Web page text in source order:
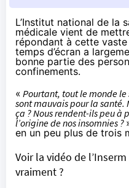
L’Institut national de la
médicale vient de
répondant à cette vaste
temps d’écran a
bonne partie des
confinements.
« Pourtant, tout le monde le
sont mauvais pour la santé.
ça ? Nous rendent-ils peu à
l’origine de nos insomnies ?
en un peu plus de trois
Voir la vidéo de
vraiment ?